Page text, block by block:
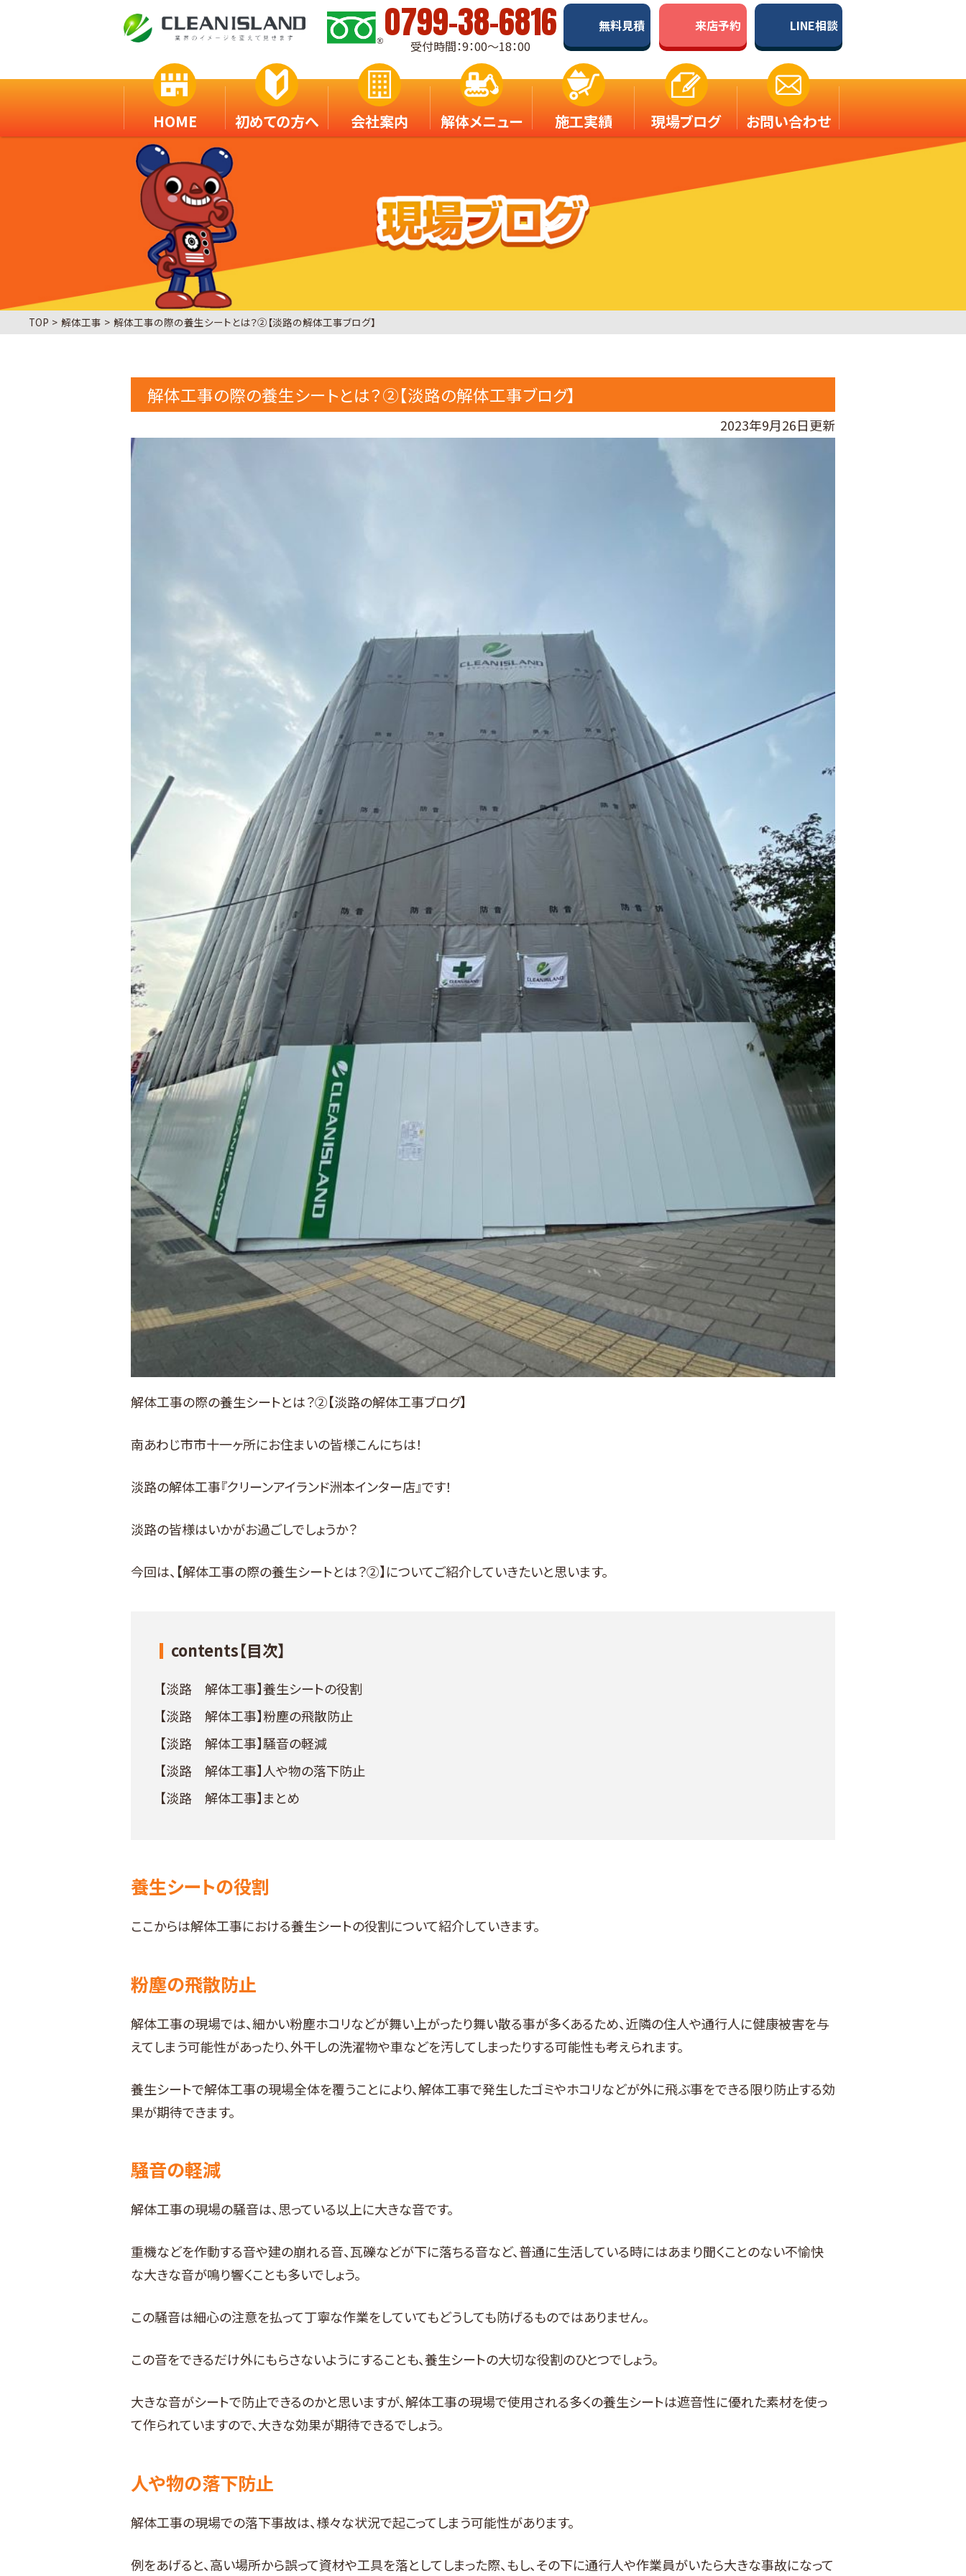
0799-38-6816
受付時間：9：00～18：00
無料見積 来店予約 LINE相談
HOME 初めての方へ 会社案内 解体メニュー 施工実績 現場ブログ お問い合わせ
TOP 解体工事 解体工事の際の養生シートとは？②【淡路の解体工事ブログ】
解体工事の際の養生シートとは？②【淡路の解体工事ブログ】
2023年9月26日更新
解体工事の際の養生シートとは？②【淡路の解体工事ブログ】
南あわじ市市十一ヶ所にお住まいの皆様こんにちは！
淡路の解体工事『クリーンアイランド洲本インター店』です！
淡路の皆様はいかがお過ごしでしょうか？
今回は、【解体工事の際の養生シートとは？②】についてご紹介していきたいと思います。
contents【目次】
【淡路 解体工事】養生シートの役割
【淡路 解体工事】粉塵の飛散防止
【淡路 解体工事】騒音の軽減
【淡路 解体工事】人や物の落下防止
【淡路 解体工事】まとめ
養生シートの役割
ここからは解体工事における養生シートの役割について紹介していきます。
粉塵の飛散防止
解体工事の現場では、細かい粉塵ホコリなどが舞い上がったり舞い散る事が多くあるため、近隣の住人や通行人に健康被害を与
えてしまう可能性があったり、外干しの洗濯物や車などを汚してしまったりする可能性も考えられます。
養生シートで解体工事の現場全体を覆うことにより、解体工事で発生したゴミやホコリなどが外に飛ぶ事をできる限り防止する効
果が期待できます。
騒音の軽減
解体工事の現場の騒音は、思っている以上に大きな音です。
重機などを作動する音や建の崩れる音、瓦礫などが下に落ちる音など、普通に生活している時にはあまり聞くことのない不愉快
な大きな音が鳴り響くことも多いでしょう。
この騒音は細心の注意を払って丁寧な作業をしていてもどうしても防げるものではありません。
この音をできるだけ外にもらさないようにすることも、養生シートの大切な役割のひとつでしょう。
大きな音がシートで防止できるのかと思いますが、解体工事の現場で使用される多くの養生シートは遮音性に優れた素材を使っ
て作られていますので、大きな効果が期待できるでしょう。
人や物の落下防止
解体工事の現場での落下事故は、様々な状況で起こってしまう可能性があります。
例をあげると、高い場所から誤って資材や工具を落としてしまった際、もし、その下に通行人や作業員がいたら大きな事故になって